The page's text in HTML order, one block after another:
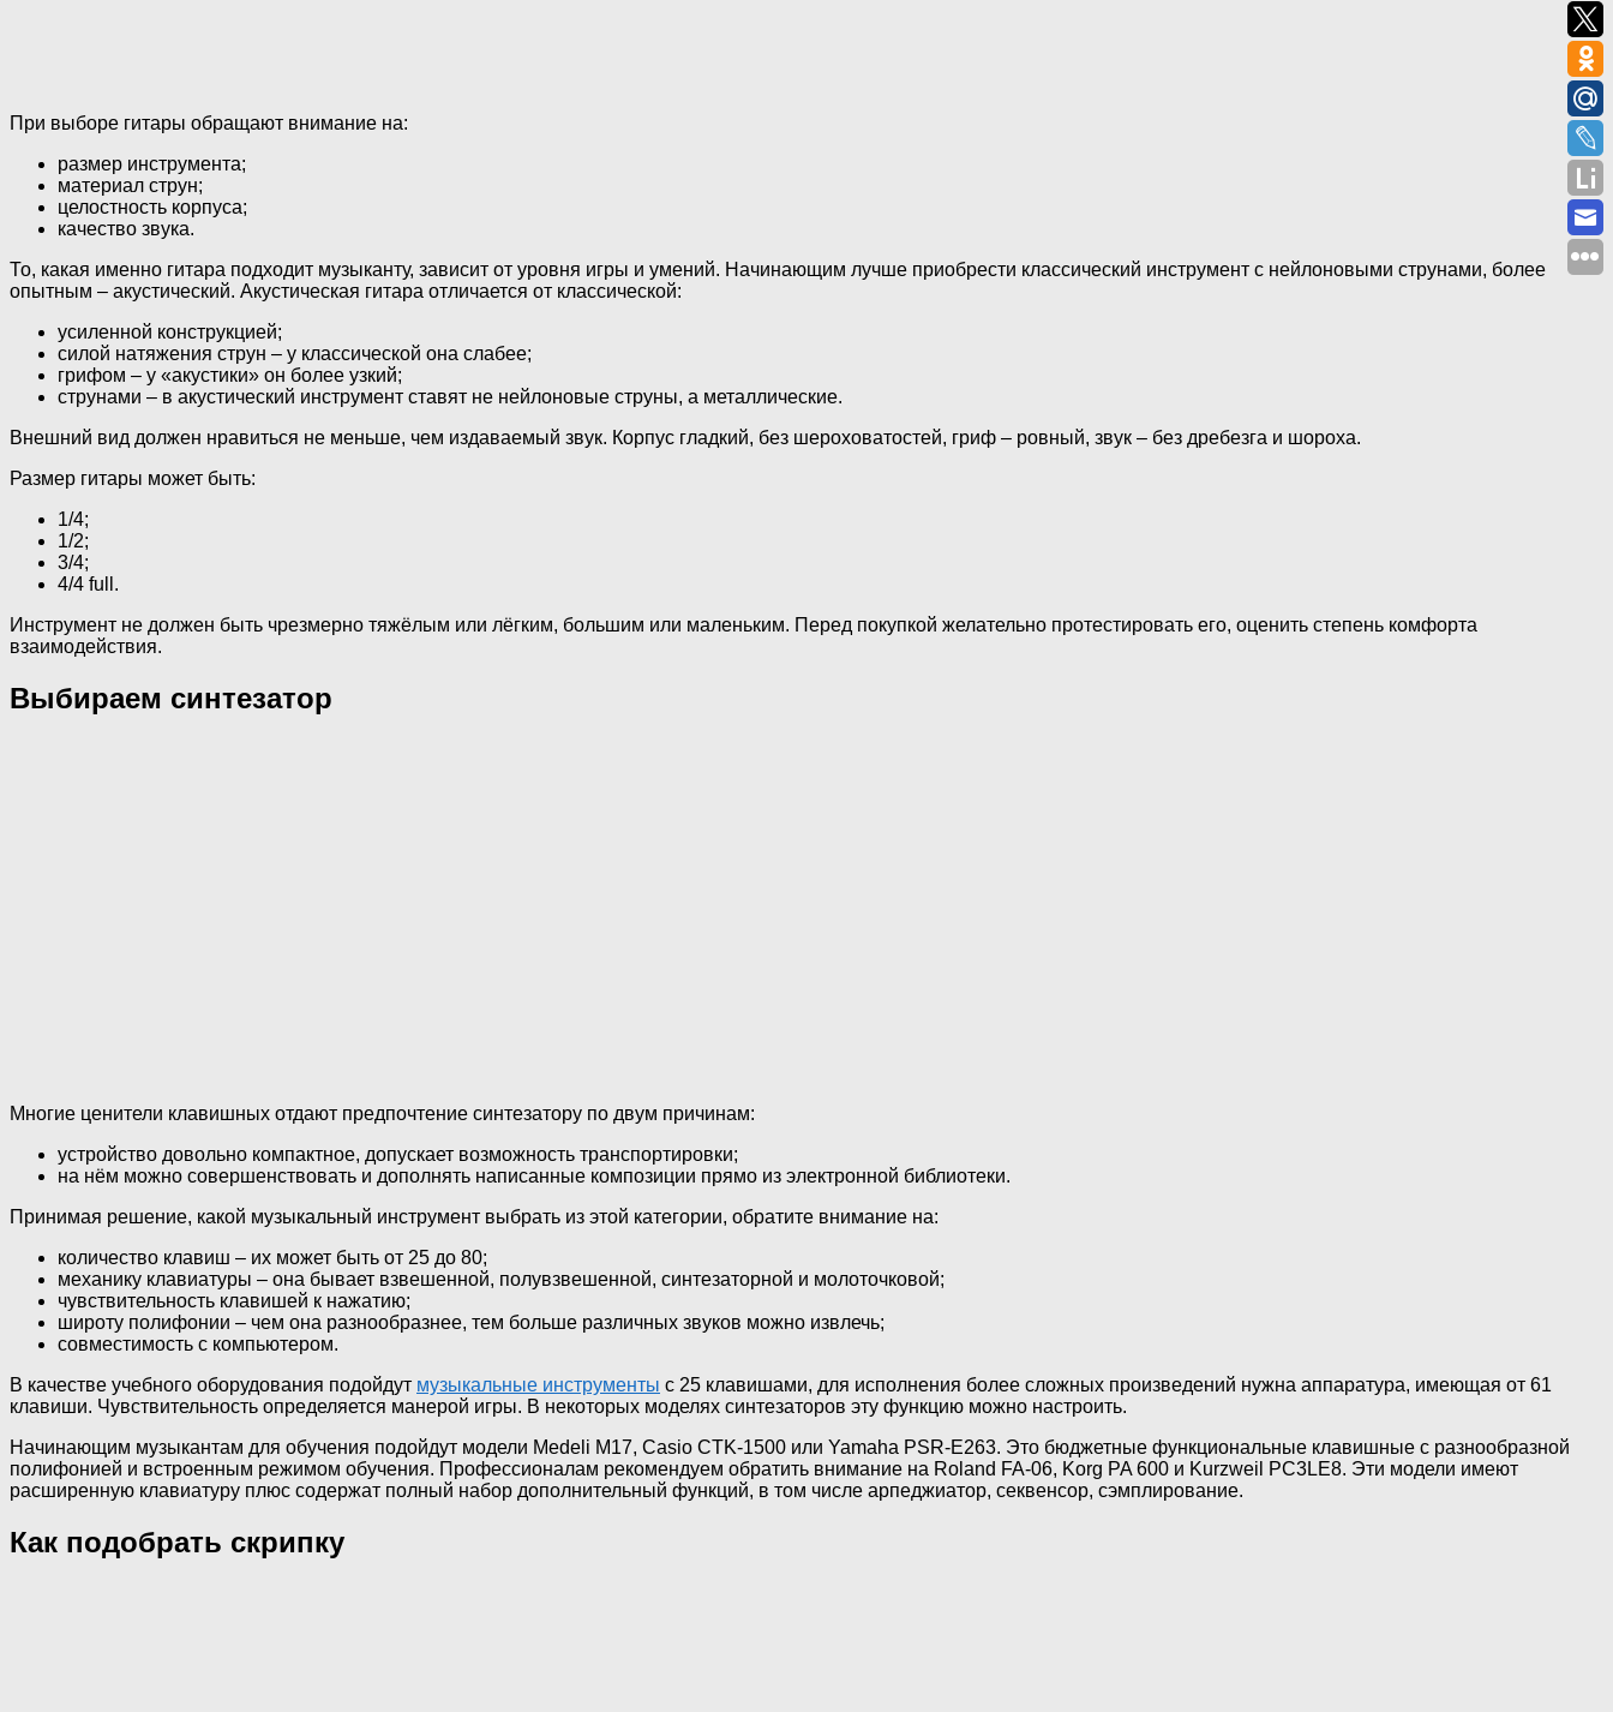
При выборе гитары обращают внимание на:
размер инструмента;
материал струн;
целостность корпуса;
качество звука.
То, какая именно гитара подходит музыканту, зависит от уровня игры и умений. Начинающим лучше приобрести классический инструмент с нейлоновыми струнами, более
опытным – акустический. Акустическая гитара отличается от классической:
усиленной конструкцией;
силой натяжения струн – у классической она слабее;
грифом – у «акустики» он более узкий;
струнами – в акустический инструмент ставят не нейлоновые струны, а металлические.
Внешний вид должен нравиться не меньше, чем издаваемый звук. Корпус гладкий, без шероховатостей, гриф – ровный, звук – без дребезга и шороха.
Размер гитары может быть:
1/4;
1/2;
3/4;
4/4 full.
Инструмент не должен быть чрезмерно тяжёлым или лёгким, большим или маленьким. Перед покупкой желательно протестировать его, оценить степень комфорта
взаимодействия.
Выбираем синтезатор
Многие ценители клавишных отдают предпочтение синтезатору по двум причинам:
устройство довольно компактное, допускает возможность транспортировки;
на нём можно совершенствовать и дополнять написанные композиции прямо из электронной библиотеки.
Принимая решение, какой музыкальный инструмент выбрать из этой категории, обратите внимание на:
количество клавиш – их может быть от 25 до 80;
механику клавиатуры – она бывает взвешенной, полувзвешенной, синтезаторной и молоточковой;
чувствительность клавишей к нажатию;
широту полифонии – чем она разнообразнее, тем больше различных звуков можно извлечь;
совместимость с компьютером.
В качестве учебного оборудования подойдут музыкальные инструменты с 25 клавишами, для исполнения более сложных произведений нужна аппаратура, имеющая от 61
клавиши. Чувствительность определяется манерой игры. В некоторых моделях синтезаторов эту функцию можно настроить.
Начинающим музыкантам для обучения подойдут модели Medeli M17, Casio CTK-1500 или Yamaha PSR-E263. Это бюджетные функциональные клавишные с разнообразной
полифонией и встроенным режимом обучения. Профессионалам рекомендуем обратить внимание на Roland FA-06, Korg PA 600 и Kurzweil PC3LE8. Эти модели имеют
расширенную клавиатуру плюс содержат полный набор дополнительный функций, в том числе арпеджиатор, секвенсор, сэмплирование.
Как подобрать скрипку